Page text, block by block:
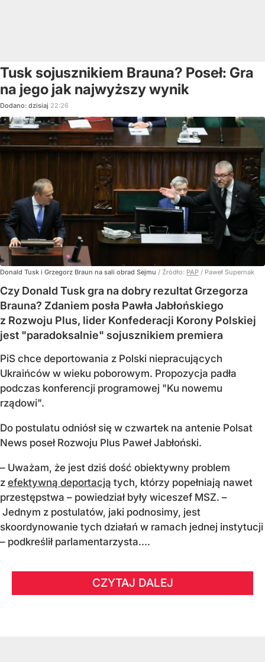
Tusk sojusznikiem Brauna? Poseł: Gra
na jego jak najwyższy wynik
Dodano: dzisiaj 22:26
Donald Tusk i Grzegorz Braun na sali obrad Sejmu / Źródło: PAP / Paweł Supernak
Czy Donald Tusk gra na dobry rezultat Grzegorza
Brauna? Zdaniem posła Pawła Jabłońskiego
z Rozwoju Plus, lider Konfederacji Korony Polskiej
jest "paradoksalnie" sojusznikiem premiera
PiS chce deportowania z Polski niepracujących
Ukraińców w wieku poborowym. Propozycja padła
podczas konferencji programowej "Ku nowemu
rządowi".
Do postulatu odniósł się w czwartek na antenie Polsat
News poseł Rozwoju Plus Paweł Jabłoński.
– Uważam, że jest dziś dość obiektywny problem
z efektywną deportacją tych, którzy popełniają nawet
przestępstwa – powiedział były wiceszef MSZ. –
Jednym z postulatów, jaki podnosimy, jest
skoordynowanie tych działań w ramach jednej instytucji
– podkreślił parlamentarzysta....
CZYTAJ DALEJ